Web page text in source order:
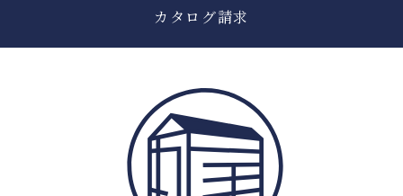
カタログ請求